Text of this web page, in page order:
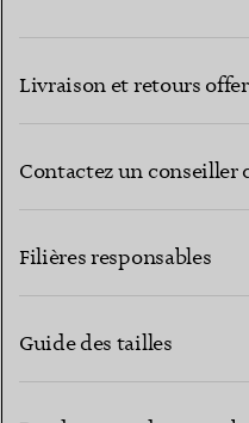
Livraison et retours
Contactez un conseiller
Filières responsables
Guide des tailles